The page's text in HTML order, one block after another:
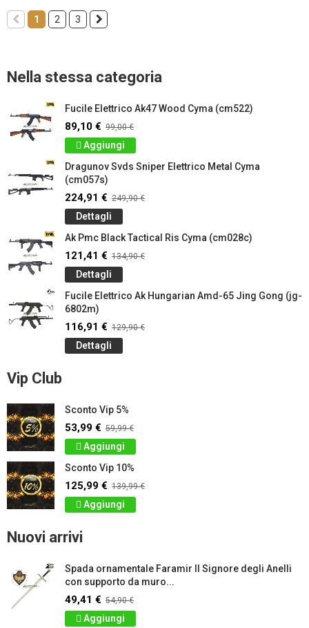
1 2 3
Nella stessa categoria
Fucile Elettrico Ak47 Wood Cyma (cm522)
89,10 € 99,00 €
Aggiungi
Dragunov Svds Sniper Elettrico Metal Cyma
(cm057s)
224,91 € 249,90 €
Dettagli
Ak Pmc Black Tactical Ris Cyma (cm028c)
121,41 € 134,90 €
Dettagli
Fucile Elettrico Ak Hungarian Amd-65 Jing Gong (jg-
6802m)
116,91 € 129,90 €
Dettagli
Vip Club
Sconto Vip 5%
53,99 € 59,99 €
Aggiungi
Sconto Vip 10%
125,99 € 139,99 €
Aggiungi
Nuovi arrivi
Spada ornamentale Faramir Il Signore degli Anelli
con supporto da muro...
49,41 € 54,90 €
Aggiungi